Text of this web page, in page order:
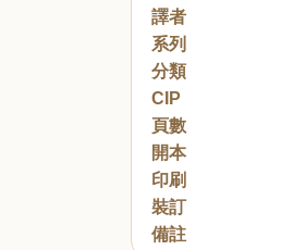
譯者
系列
分類
CIP
頁數
開本
印刷
裝訂
備註